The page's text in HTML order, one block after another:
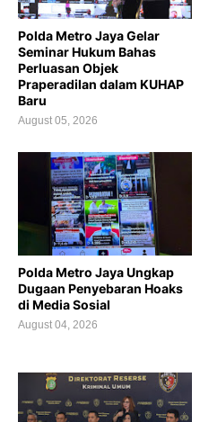
Polda Metro Jaya Gelar
Seminar Hukum Bahas
Perluasan Objek
Praperadilan dalam KUHAP
Baru
August 05, 2026
Polda Metro Jaya Ungkap
Dugaan Penyebaran Hoaks
di Media Sosial
August 04, 2026